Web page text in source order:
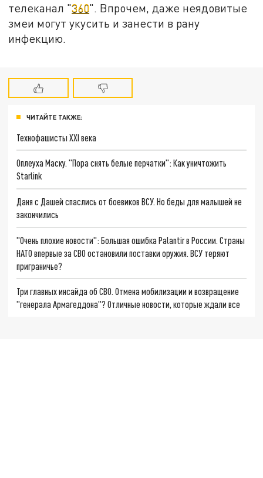
телеканал "360". Впрочем, даже неядовитые
змеи могут укусить и занести в рану
инфекцию.
ЧИТАЙТЕ ТАКЖЕ:
Технофашисты XXI века
Оплеуха Маску. "Пора снять белые перчатки": Как уничтожить
Starlink
Даня с Дашей спаслись от боевиков ВСУ. Но беды для малышей не
закончились
"Очень плохие новости": Большая ошибка Palantir в России. Страны
НАТО впервые за СВО остановили поставки оружия. ВСУ теряют
приграничье?
Три главных инсайда об СВО. Отмена мобилизации и возвращение
"генерала Армагеддона"? Отличные новости, которые ждали все